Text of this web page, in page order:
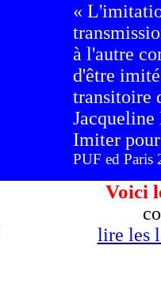
«
à l'autre
d'être
transitoire
Jacqueline
Imiter
PUF ed Paris
Voici
lire les